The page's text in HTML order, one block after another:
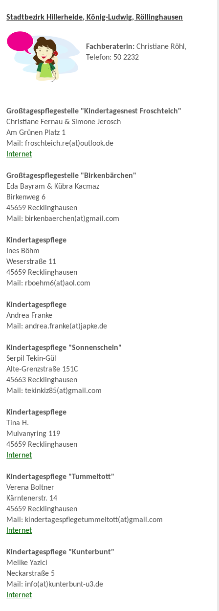
Stadtbezirk Hillerheide, König-Ludwig, Röllinghausen
Fachberaterin: Christiane Röhl,
Telefon: 50 2232
Großtagespflegestelle "Kindertagesnest Froschteich"
Christiane Fernau & Simone Jerosch
Am Grünen Platz 1
Mail: froschteich.re(at)outlook.de
Internet
Großtagespflegestelle "Birkenbärchen"
Eda Bayram & Kübra Kacmaz
Birkenweg 6
45659 Recklinghausen
Mail: birkenbaerchen(at)gmail.com
Kindertagespflege
Ines Böhm
Weserstraße 11
45659 Recklinghausen
Mail: rboehm6(at)aol.com
Kindertagespflege
Andrea Franke
Mail: andrea.franke(at)japke.de
Kindertagespflege "Sonnenschein"
Serpil Tekin-Gül
Alte-Grenzstraße 151C
45663 Recklinghausen
Mail: tekinkiz85(at)gmail.com
Kindertagespflege
Tina H.
Mulvanyring 119
45659 Recklinghausen
Internet
Kindertagespflege "Tummeltott"
Verena Boltner
Kärntenerstr. 14
45659 Recklinghausen
Mail: kindertagespflegetummeltott(at)gmail.com
Internet
Kindertagespflege "Kunterbunt"
Melike Yazici
Neckarstraße 5
Mail: info(at)kunterbunt-u3.de
Internet